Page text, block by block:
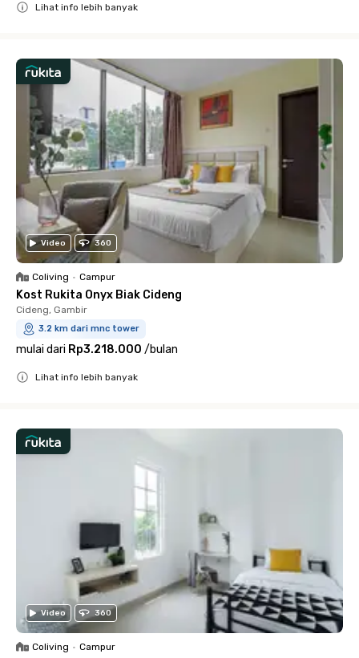
Lihat info lebih banyak
Video 360
Coliving • Campur
Kost Rukita Onyx Biak Cideng
Cideng, Gambir
3.2 km dari mnc tower
mulai dari Rp3.218.000 /bulan
Lihat info lebih banyak
Video 360
Coliving • Campur